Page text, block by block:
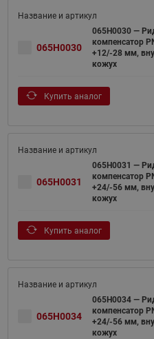
065H0030
065H0030 —
компенсатор
+12/-28 мм,
кожух
Купить аналог
065H0031
065H0031 —
компенсатор
+24/-56 мм,
кожух
Купить аналог
065H0034
065H0034 —
компенсатор
+24/-56 мм,
кожух